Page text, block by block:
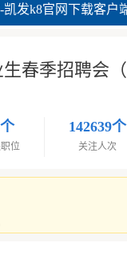
凯发k8官网下载客户
春季招聘会
位
142639个
关注人次